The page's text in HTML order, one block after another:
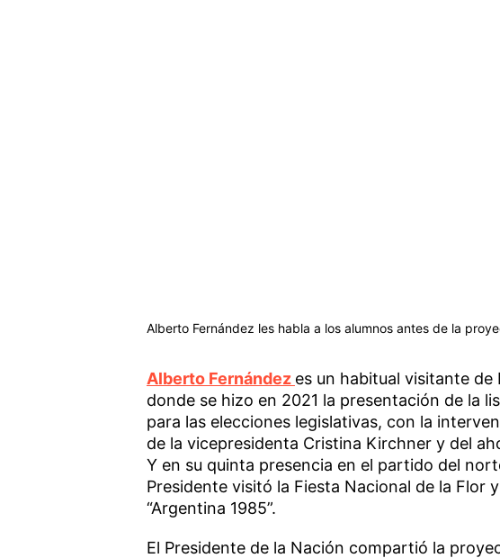
Alberto Fernández les habla a los alumnos antes de la
Alberto Fernández es un habitual visitante de
donde se hizo en 2021 la presentación de la
para las elecciones legislativas, con la
de la vicepresidenta Cristina Kirchner y del
Y en su quinta presencia en el partido del
Presidente visitó la Fiesta Nacional de la Flor
“Argentina 1985”.
El Presidente de la Nación compartió la